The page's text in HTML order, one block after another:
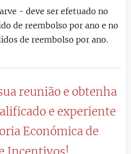
- deve ser efetuado no
de reembolso por ano e no
de reembolso por ano.
reunião e obtenha
e experiente
Económica de